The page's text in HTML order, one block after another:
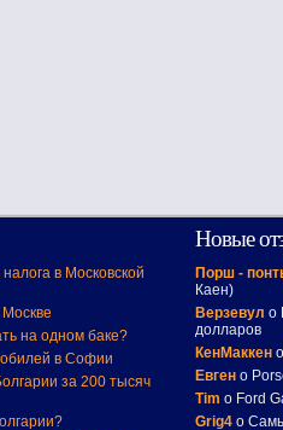
в Московской
на одном баке?
в Софии
за 200 тысяч
Новые
Порш -
Каен)
Верзевул о
долларов
КенМаккен
Евген о
Tim о Ford
Grig4 о